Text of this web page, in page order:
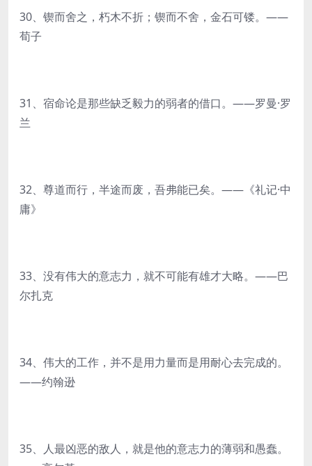
30、锲而舍之，朽木不折；锲而不舍，金石可镂。——
荀子
31、宿命论是那些缺乏毅力的弱者的借口。——罗曼·罗
兰
32、尊道而行，半途而废，吾弗能已矣。——《礼记·中
庸》
33、没有伟大的意志力，就不可能有雄才大略。——巴
尔扎克
34、伟大的工作，并不是用力量而是用耐心去完成的。
——约翰逊
35、人最凶恶的敌人，就是他的意志力的薄弱和愚蠢。